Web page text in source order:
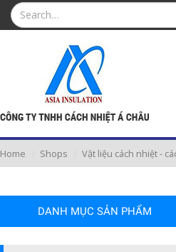
Home Shops Vật liệu cách nhiệt -
DANH MỤC SẢN PHẨM